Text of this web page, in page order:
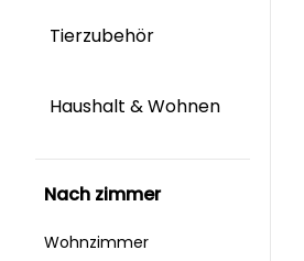
Tierzubehör
Haushalt & Wohnen
nach zimmer
Wohnzimmer